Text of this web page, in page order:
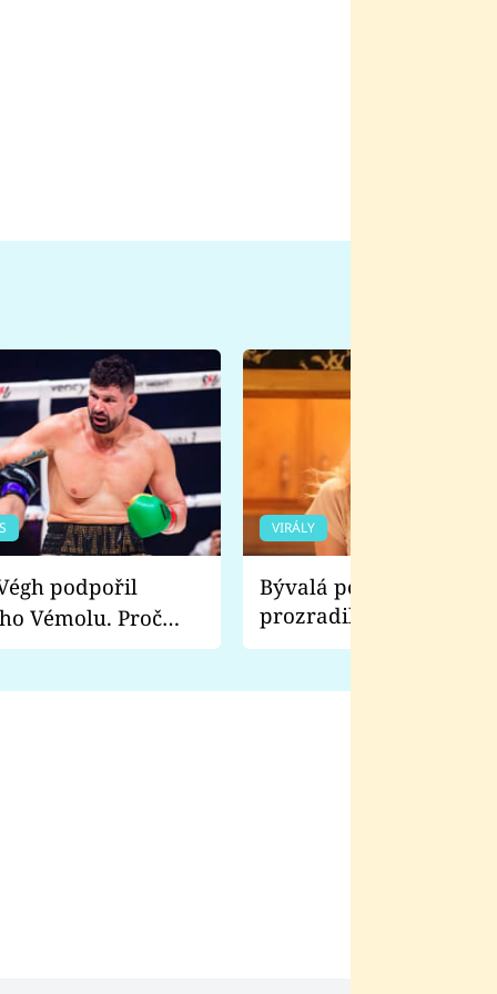
Vémolu. Proč
zápasit s ním než
VIRÁLY
Bývalá pornoherečka
prozradila, co ji
natáčení Euforie.